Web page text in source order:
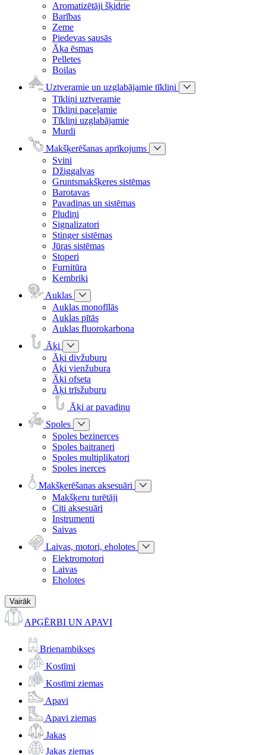
Aromatizētāji šķidrie
Barības
Zeme
Piedevas sausās
Āķa ēsmas
Pelletes
Boilas
Uztveramie un uzglabājamie tīkliņi
Tīkliņi uztveramie
Tīkliņi paceļamie
Tīkliņi uzglabājamie
Murdi
Makšķerēšanas aprīkojums
Svini
Džiggalvas
Gruntsmakšķeres sistēmas
Barotavas
Pavadiņas un sistēmas
Pludiņi
Signalizatori
Stinger sistēmas
Jūras sistēmas
Stoperi
Furnitūra
Kembriki
Auklas
Auklas monofīlās
Auklas pītās
Auklas fluorokarbona
Āķi
Āķi divžuburu
Āķi vienžubura
Āķi ofseta
Āķi trīsžuburu
Āķi ar pavadiņu
Spoles
Spoles bezinerces
Spoles baitraneri
Spoles multiplikatori
Spoles inerces
Makšķerēšanas aksesuāri
Makšķeru turētāji
Citi aksesuāri
Instrumenti
Saivas
Laivas, motori, eholotes
Elektromotori
Laivas
Eholotes
Vairāk
APĢĒRBI UN APAVI
Brienambikses
Kostīmi
Kostīmi ziemas
Apavi
Apavi ziemas
Jakas
Jakas ziemas